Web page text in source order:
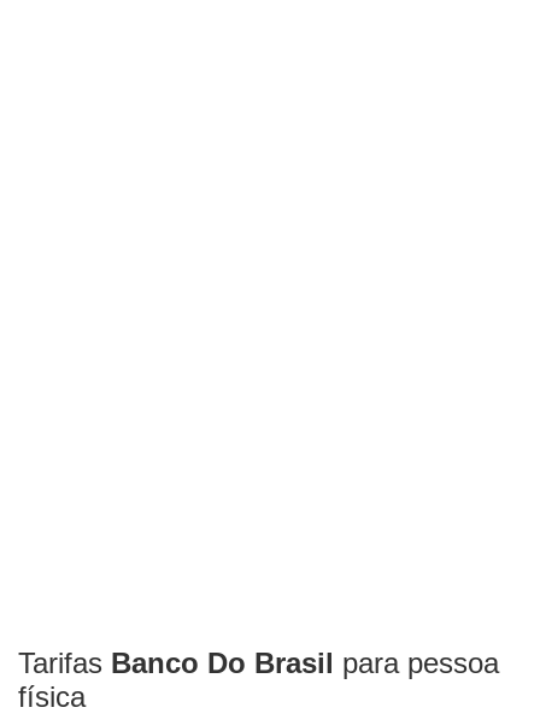
Tarifas Banco Do Brasil para pessoa
física